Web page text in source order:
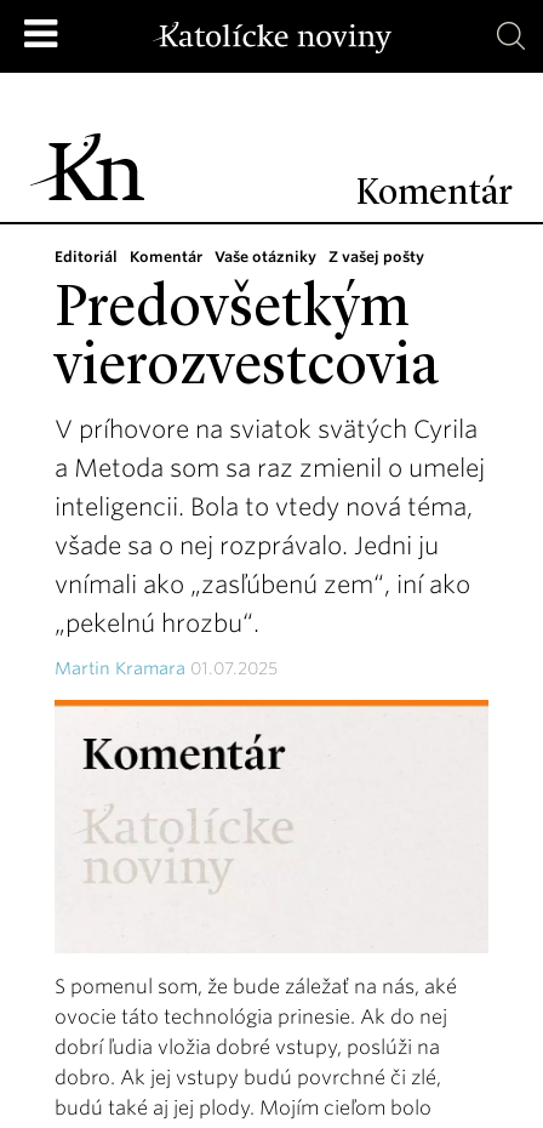
Komentár
Editoriál Komentár Vaše otázniky Z vašej pošty
Predovšetkým
vierozvestcovia
V príhovore na sviatok svätých Cyrila
a Metoda som sa raz zmienil o umelej
inteligencii. Bola to vtedy nová téma,
všade sa o nej rozprávalo. Jedni ju
vnímali ako „zasľúbenú zem“, iní ako
„pekelnú hrozbu“.
Martin Kramara 01.07.2025
S pomenul som, že bude záležať na nás, aké
ovocie táto technológia prinesie. Ak do nej
dobrí ľudia vložia dobré vstupy, poslúži na
dobro. Ak jej vstupy budú povrchné či zlé,
budú také aj jej plody. Mojím cieľom bolo